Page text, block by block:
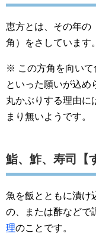
恵方とは、その年の
角）をさしています。
※ この方角を向いて
といった願いが込め
丸かぶりする理由に
まり無いようです。
鮨、鮓、寿司【
魚を飯とともに漬け
の、または酢などで
理のことです。